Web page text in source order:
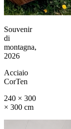
Souvenir
di
montagna,
2026
Acciaio
CorTen
240 × 300
× 300 cm